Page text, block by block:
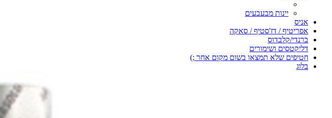
יינות מבעבעים
אניס
אפריטיף / דז'סטיף / סאקה
ברנדי/קלבדוס
דליקטסים ושימורים
חטיפים שלא תמצאו בשום מקום אחר ;)
בלוג